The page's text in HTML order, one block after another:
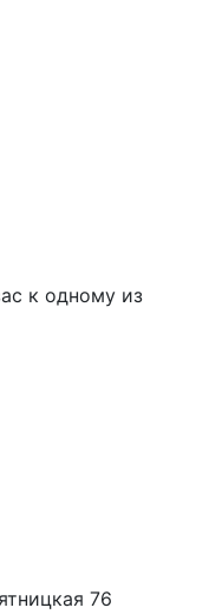
к одному из
76